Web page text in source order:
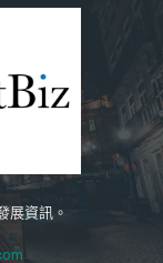
展資訊。